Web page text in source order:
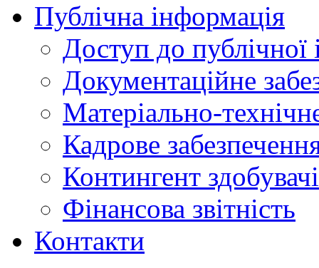
Публічна інформація
Доступ до публічної
Документаційне
Матеріально-
Кадрове
Контингент
Фінансова звітність
Контакти